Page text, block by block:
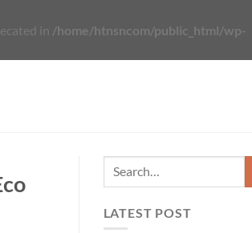
in /home/htnsncom/public_html/wp-
LATEST POST